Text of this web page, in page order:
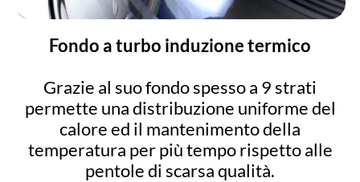
Fondo a turbo induzione termico
Grazie al suo fondo spesso a 9 strati
permette una distribuzione uniforme del
calore ed il mantenimento della
temperatura per più tempo rispetto alle
pentole di scarsa qualità.